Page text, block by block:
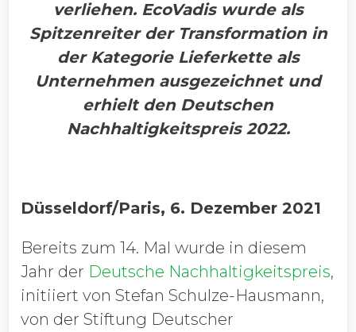
verliehen. EcoVadis wurde als
Spitzenreiter der Transformation in
der Kategorie Lieferkette als
Unternehmen ausgezeichnet und
erhielt den Deutschen
Nachhaltigkeitspreis 2022.
Düsseldorf/Paris, 6. Dezember 2021
Bereits zum 14. Mal wurde in diesem
Jahr der Deutsche Nachhaltigkeitspreis,
initiiert von Stefan Schulze-Hausmann,
von der Stiftung Deutscher